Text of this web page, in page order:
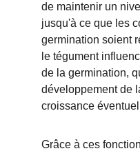
de maintenir un
jusqu'à ce que les
germination soient
le tégument
de la germination,
développement de
croissance
Grâce à ces